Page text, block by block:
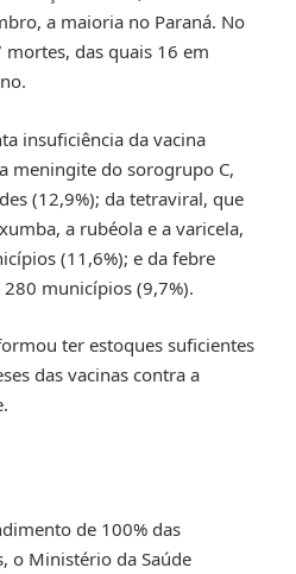
a maioria no Paraná. No
das quais 16 em
insuficiência da vacina
meningite do sorogrupo C,
(12,9%); da tetraviral, que
a rubéola e a varicela,
(11,6%); e da febre
municípios (9,7%).
ter estoques suficientes
das vacinas contra a
de 100% das
o Ministério da Saúde